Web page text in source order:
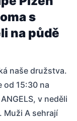
s
na půdě
naše družstva.
od 15:30 na
v neděli
Muži A sehrají